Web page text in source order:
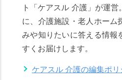
ト「ケアスル 介護」が運
に、介護施設・老人ホーム
みや知りたいに答える情報
すくお届けします。
ケアスル 介護の編集ポリ